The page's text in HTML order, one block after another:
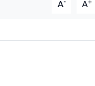
A- A+